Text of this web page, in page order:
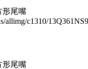
形尾嘴
allimg/c1310/
形尾嘴